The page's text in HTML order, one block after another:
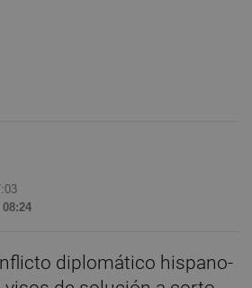
diplomático hispano-